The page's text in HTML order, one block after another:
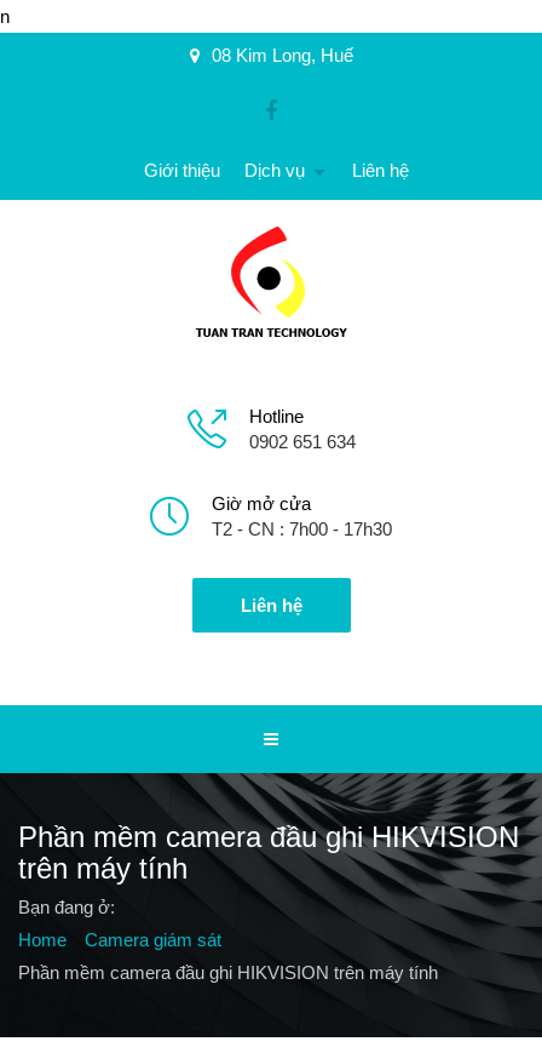
n
08 Kim Long, Huế
Giới thiệu Dịch vụ Liên hệ
Hotline
0902 651 634
Giờ mở cửa
T2 - CN : 7h00 - 17h30
Liên hệ
Phần mềm camera đầu ghi HIKVISION
trên máy tính
Bạn đang ở:
Home
Camera giám sát
Phần mềm camera đầu ghi HIKVISION trên máy tính